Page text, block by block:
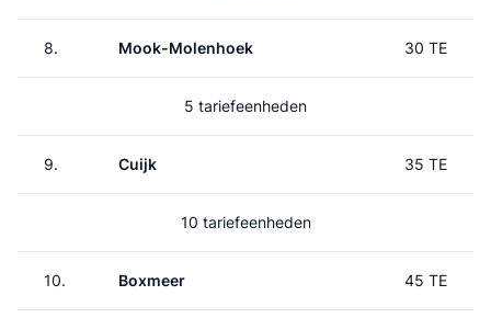
8. Mook-Molenhoek 30 TE
5 tariefeenheden
9. Cuijk 35 TE
10 tariefeenheden
10. Boxmeer 45 TE